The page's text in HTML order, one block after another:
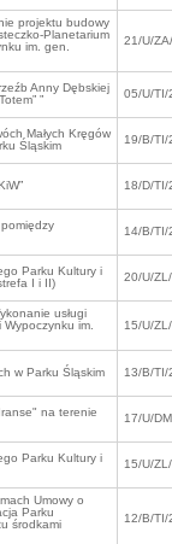
projektu budowy
Planetarium
im. gen.
21/U/
Anny Dębskiej
”
05/U/TI/
Małych Kręgów
Śląskim
19/B/TI/
18/D/TI/
14/B/TI/
Parku Kultury i
I i II)
20/U/
usługi
im.
15/U/
w Parku Śląskim 13/B/TI/
na terenie
17/U/
Parku Kultury i
15/U/
Umowy o
Parku
środkami
12/B/TI/